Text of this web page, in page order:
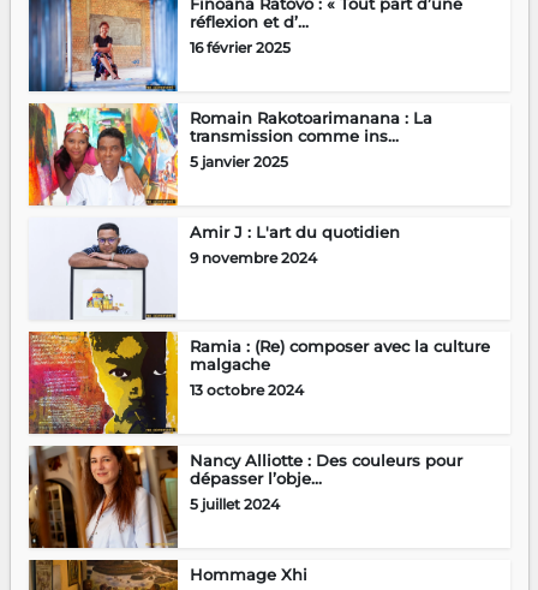
réflexion et d’...
16 février 2025
Romain Rakotoarimanana : La
transmission comme ins...
5 janvier 2025
Amir J : L'art du quotidien
9 novembre 2024
Ramia : (Re) composer avec la culture
malgache
13 octobre 2024
Nancy Alliotte : Des couleurs pour
dépasser l’obje...
5 juillet 2024
Hommage Xhi